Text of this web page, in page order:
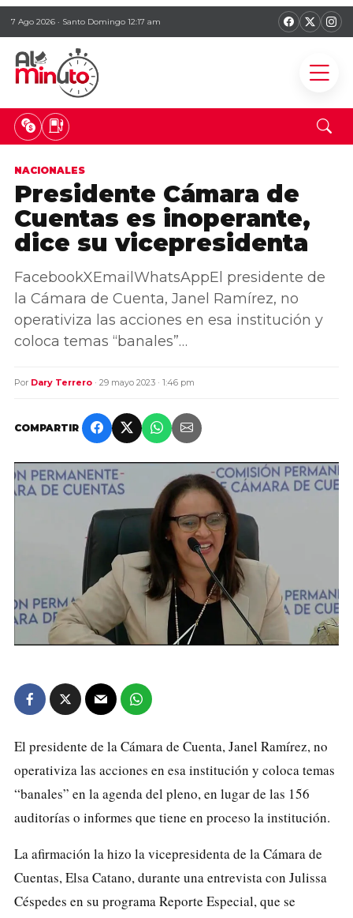
7 Ago 2026 · Santo Domingo 12:17 am
NACIONALES
Presidente Cámara de
Cuentas es inoperante,
dice su vicepresidenta
FacebookXEmailWhatsAppEl presidente de
la Cámara de Cuenta, Janel Ramírez, no
operativiza las acciones en esa institución y
coloca temas “banales”…
Por Dary Terrero · 29 mayo 2023 · 1:46 pm
COMPARTIR
El presidente de la Cámara de Cuenta, Janel Ramírez, no
operativiza las acciones en esa institución y coloca temas
“banales” en la agenda del pleno, en lugar de las 156
auditorías o informes que tiene en proceso la institución.
La afirmación la hizo la vicepresidenta de la Cámara de
Cuentas, Elsa Catano, durante una entrevista con Julissa
Céspedes en su programa Reporte Especial, que se